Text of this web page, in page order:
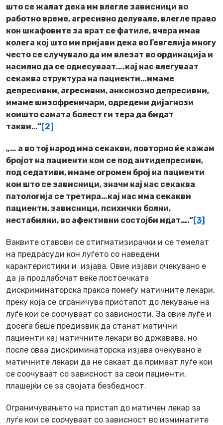
што се жалат дека им влегле зависници во
работно време, агресивно делувале, влегле право
кон шкафовите за врат се фатиле, вчера имав
колега кој што ми пријави дека во Гевгелија многу
често се случувало да им влезат во ординација и
насилно да се однесуваат….кај нас влегуваат
секаква структура на пациенти…имаме
депресивни, агресивни, анксиозно депресивни,
имаме шизофреничари, одредени дијагнози
коишто самата болест ги тера да бидат
такви…“[2]
„… а во тој народ има секакви, повторно ќе кажам
бројот на пациенти кои се под антидепресиви,
под седативи, имаме огромен број на пациенти
кои што се зависници, значи кај нас секаква
патологија се третира…кај нас има секакви
пациенти, зависници, психички болни,
нестабилни, во афективни состојби идат….“[3]
Ваквите ставови се стигматизирачки и се темелат
на предрасуди кон луѓето со наведени
карактеристики и изјава. Овие изјави очекувано е
да ја продлабочат веќе постоечката
дискриминаторска пракса помеѓу матичните лекари,
преку која се ограничува пристапот до лекување на
луѓе кои се соочуваат со зависности. За овие луѓе и
досега беше предизвик да станат матични
пациенти кај матичните лекари во државава, но
после оваа дискриминаторска изјава очекувано е
матичните лекари да не сакаат да примаат луѓе кои
се соочуваат со зависност за свои пациенти,
плашејќи се за својата безбедност.
Ограничувањето на пристап до матичен лекар за
луѓе кои се соочуваат со зависност во изминатите